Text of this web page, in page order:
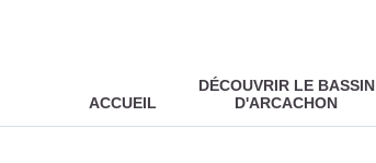
ACCUEIL
DÉCOUVRIR LE BASSIN
D'ARCACHON